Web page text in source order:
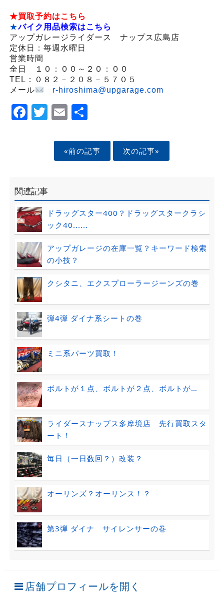
★買取予約はこちら
★バイク用品検索はこちら
アップガレージライダース ナップス広島店
定休日：毎週水曜日
営業時間
全日 １０：００～２０：００
TEL：０８２－２０８－５７０５
メール
r-hiroshima@upgarage.com
Facebook
Twitter
EmailShare
«前の記事 次の記事»
関連記事
ドラッグスター400？ドラッグスタークラシ
ック40......
アップガレージの在庫一覧？キーワード検索
の小技？
クシタニ、エクスプローラージーンズの巻
弾4弾 ダイナ系シートの巻
ミニ系パーツ買取！
ボルトが１点、ボルトが２点、ボルトが…
ライダースナップス多摩境店 先行買取スタ
ート！
毎日（一日数回？）改装？
オーリンズ？オーリンス！？
第3弾 ダイナ サイレンサーの巻
店舗プロフィールを開く